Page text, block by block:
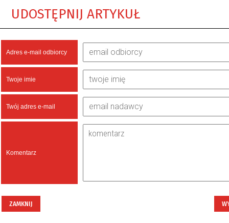
UDOSTĘPNIJ ARTYKUŁ
Adres e-mail odbiorcy
Twoje imie
Twój adres e-mail
Komentarz